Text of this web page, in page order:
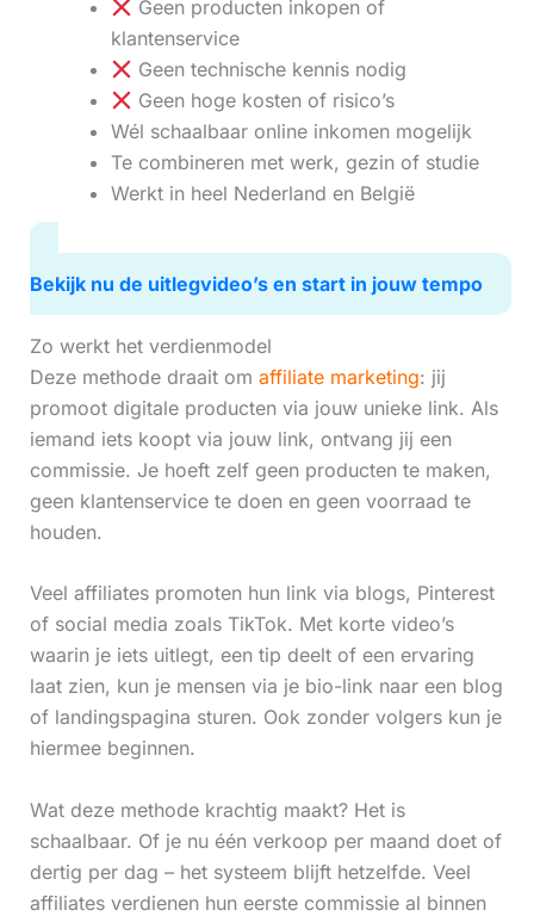
Geen producten inkopen of
klantenservice
Geen technische kennis nodig
Geen hoge kosten of risico’s
Wél schaalbaar online inkomen mogelijk
Te combineren met werk, gezin of studie
Werkt in heel Nederland en België
Bekijk nu de uitlegvideo’s en start in jouw tempo
Zo werkt het verdienmodel
Deze methode draait om affiliate marketing: jij
promoot digitale producten via jouw unieke link. Als
iemand iets koopt via jouw link, ontvang jij een
commissie. Je hoeft zelf geen producten te maken,
geen klantenservice te doen en geen voorraad te
houden.
Veel affiliates promoten hun link via blogs, Pinterest
of social media zoals TikTok. Met korte video’s
waarin je iets uitlegt, een tip deelt of een ervaring
laat zien, kun je mensen via je bio-link naar een blog
of landingspagina sturen. Ook zonder volgers kun je
hiermee beginnen.
Wat deze methode krachtig maakt? Het is
schaalbaar. Of je nu één verkoop per maand doet of
dertig per dag – het systeem blijft hetzelfde. Veel
affiliates verdienen hun eerste commissie al binnen